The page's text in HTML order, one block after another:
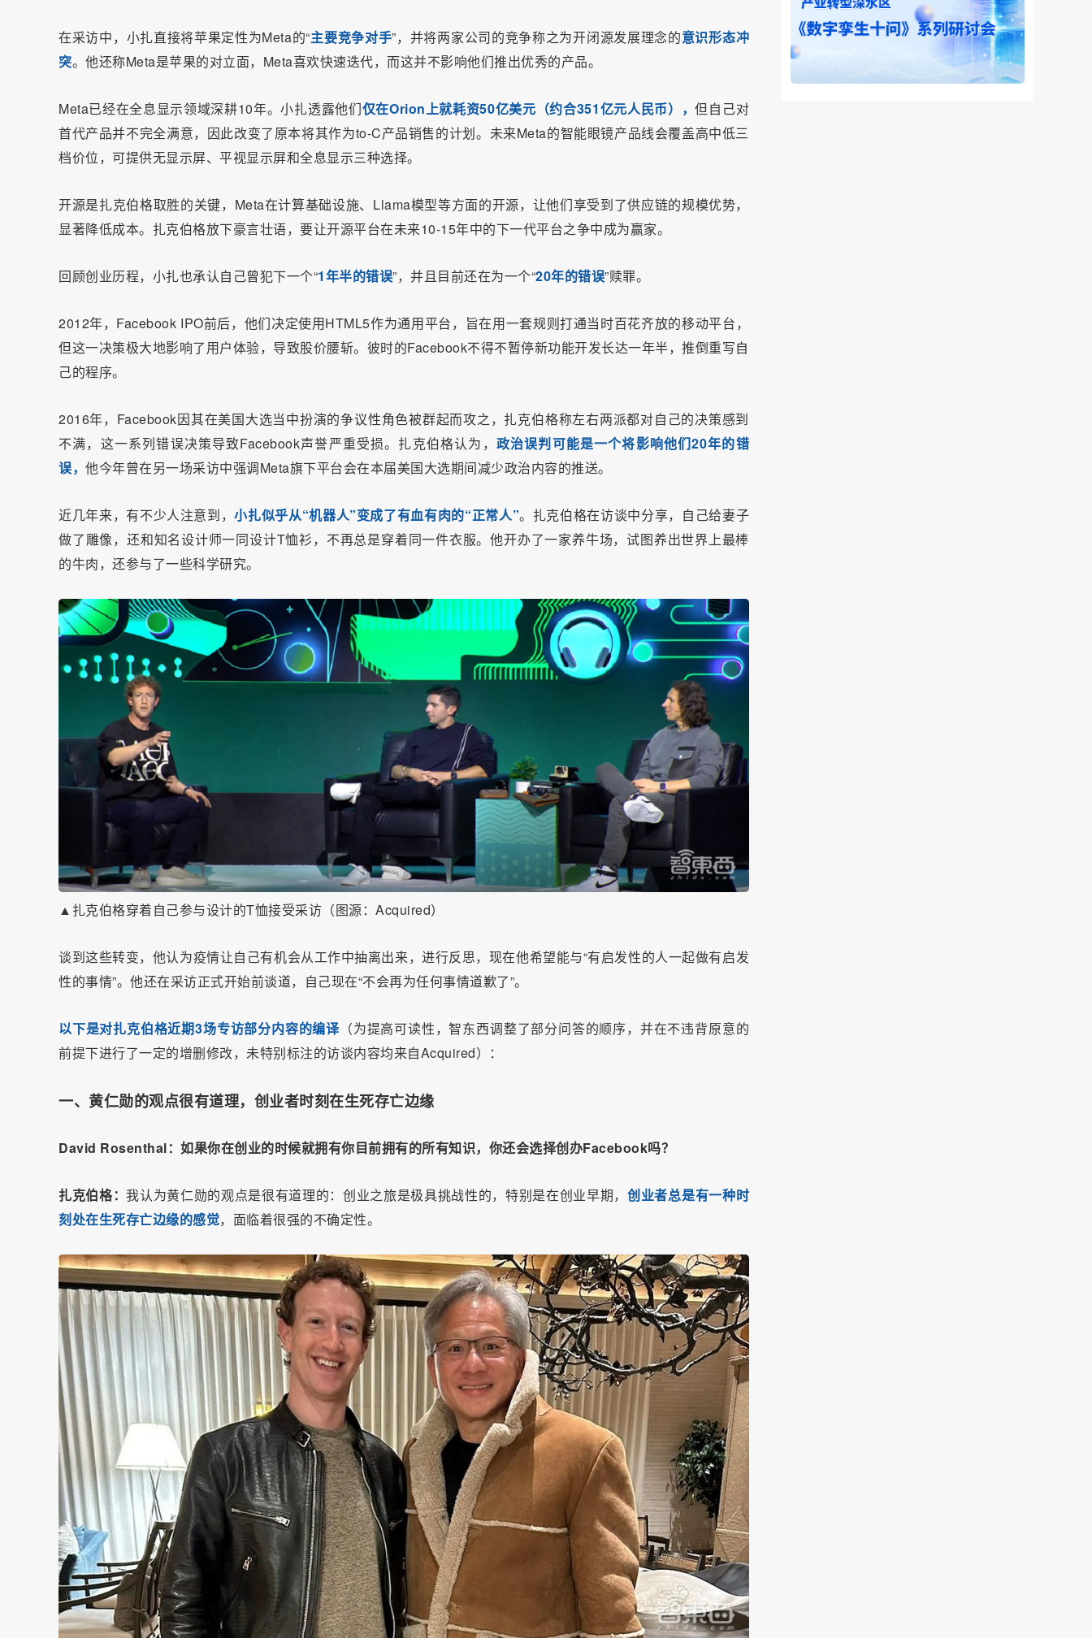
在采访中，小扎直接将苹果定性为Meta的“主要竞争对手”，并将两家公司的竞争称之为开闭源发展理念的意识形态冲
突。他还称Meta是苹果的对立面，Meta喜欢快速迭代，而这并不影响他们推出优秀的产品。
Meta已经在全息显示领域深耕10年。小扎透露他们仅在Orion上就耗资50亿美元（约合351亿元人民币），但自己对
首代产品并不完全满意，因此改变了原本将其作为to-C产品销售的计划。未来Meta的智能眼镜产品线会覆盖高中低三
档价位，可提供无显示屏、平视显示屏和全息显示三种选择。
开源是扎克伯格取胜的关键，Meta在计算基础设施、Llama模型等方面的开源，让他们享受到了供应链的规模优势，
显著降低成本。扎克伯格放下豪言壮语，要让开源平台在未来10-15年中的下一代平台之争中成为赢家。
回顾创业历程，小扎也承认自己曾犯下一个“1年半的错误”，并且目前还在为一个“20年的错误”赎罪。
2012年，Facebook IPO前后，他们决定使用HTML5作为通用平台，旨在用一套规则打通当时百花齐放的移动平台，
但这一决策极大地影响了用户体验，导致股价腰斩。彼时的Facebook不得不暂停新功能开发长达一年半，推倒重写自
己的程序。
2016年，Facebook因其在美国大选当中扮演的争议性角色被群起而攻之，扎克伯格称左右两派都对自己的决策感到
不满，这一系列错误决策导致Facebook声誉严重受损。扎克伯格认为， 政治误判可能是一个将影响他们20年的错
误， 他今年曾在另一场采访中强调Meta旗下平台会在本届美国大选期间减少政治内容的推送。
近几年来，有不少人注意到，小扎似乎从“机器人”变成了有血有肉的“正常人”。扎克伯格在访谈中分享，自己给妻子
做了雕像，还和知名设计师一同设计T恤衫，不再总是穿着同一件衣服。他开办了一家养牛场，试图养出世界上最棒
的牛肉，还参与了一些科学研究。
▲扎克伯格穿着自己参与设计的T恤接受采访（图源：Acquired）
谈到这些转变，他认为疫情让自己有机会从工作中抽离出来，进行反思，现在他希望能与“有启发性的人一起做有启发
性的事情”。他还在采访正式开始前谈道，自己现在“不会再为任何事情道歉了”。
以下是对扎克伯格近期3场专访部分内容的编译 （为提高可读性，智东西调整了部分问答的顺序，并在不违背原意的
前提下进行了一定的增删修改，未特别标注的访谈内容均来自Acquired）：
一、黄仁勋的观点很有道理，创业者时刻在生死存亡边缘
David Rosenthal：如果你在创业的时候就拥有你目前拥有的所有知识，你还会选择创办Facebook吗？
扎克伯格：我认为黄仁勋的观点是很有道理的：创业之旅是极具挑战性的，特别是在创业早期，创业者总是有一种时
刻处在生死存亡边缘的感觉，面临着很强的不确定性。